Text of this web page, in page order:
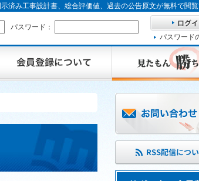
済み工事設計書、総合評価値、過去の公告原文が無料で閲
パスワード：
パスワード